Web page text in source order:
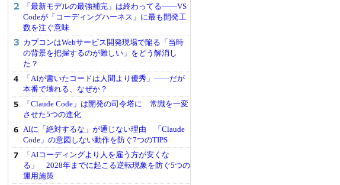
「最新モデルの最強補完」は終わってる――VS
Codeが「コーディングハーネス」に最も開発工
数を注ぐ意味
カプコンはWebサービス開発現場で陥る「当時
の背景を把握するのが難しい」をどう解消し
た？
「AIが書いたコードは人間より優秀」――だが
本番で壊れる、なぜか？
「Claude Code」は開発の司令塔に 常識を一変
させた5つの進化
AIに「絶対するな」が通じない理由 「Claude
Code」の意図しない動作を防ぐ7つのTIPS
「AIコーディングより人を雇う方が安くな
る」 2028年までに起こる逆転現象を防ぐ5つの
運用施策